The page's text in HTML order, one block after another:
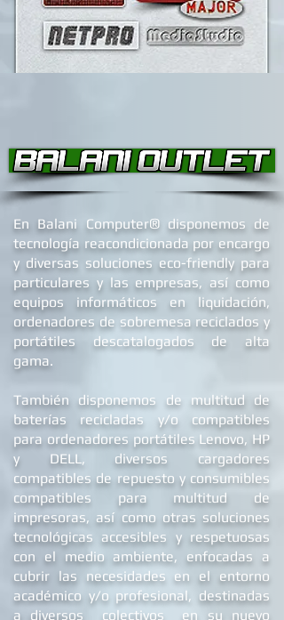
En Balani Computer® disponemos de
tecnología reacondicionada por encargo
y diversas soluciones eco-friendly para
particulares y las empresas, así como
equipos informáticos en liquidación,
ordenadores desobremesa recicladosy
portátiles descatalogados de alta
gama.
También disponemos de multitud de
baterías recicladas y/o compatibles
para ordenadores portátiles Lenovo, HP
y DELL , diversos cargadores
compatibles de repuest
o y consumibles
compatibles para multitud de
impresoras, así como otras soluciones
tecnológicas accesibles y respetuosas
con el medio ambiente, enfocadas a
cubrir las necesidades en el entorno